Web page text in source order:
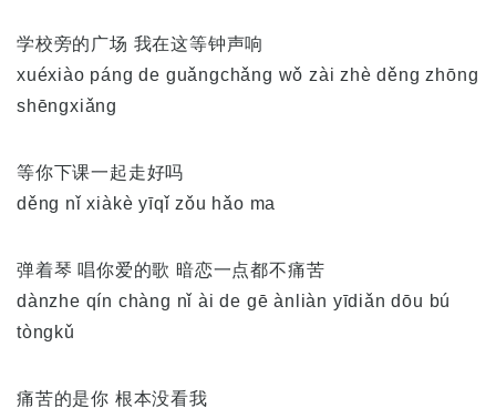
学校旁的广场 我在这等钟声响
xuéxiào páng de guǎngchǎng wǒ zài zhè děng zhōng
shēngxiǎng
等你下课一起走好吗
děng nǐ xiàkè yīqǐ zǒu hǎo ma
弹着琴 唱你爱的歌 暗恋一点都不痛苦
dànzhe qín chàng nǐ ài de gē ànliàn yīdiǎn dōu bú
tòngkǔ
痛苦的是你 根本没看我